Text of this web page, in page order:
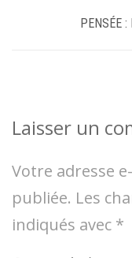
PENSÉE :
Laisser un
Votre adresse
publiée. Les
indiqués avec *